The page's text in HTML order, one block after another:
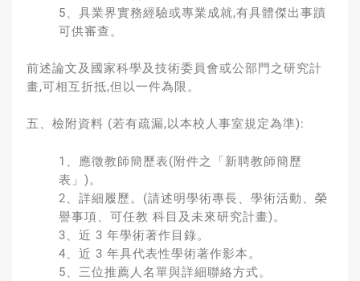
5、具業界實務經驗或專業成就,有具體傑出事蹟
可供審查。
前述論文及國家科學及技術委員會或公部門之研究計
畫,可相互折抵,但以一件為限。
五、檢附資料 (若有疏漏,以本校人事室規定為準):
1、應徵教師簡歷表(附件之「新聘教師簡歷
表」)。
2、詳細履歷。(請述明學術專長、學術活動、榮
譽事項、可任教 科目及未來研究計畫)。
3、近 3 年學術著作目錄。
4、近 3 年具代表性學術著作影本。
5、三位推薦人名單與詳細聯絡方式。